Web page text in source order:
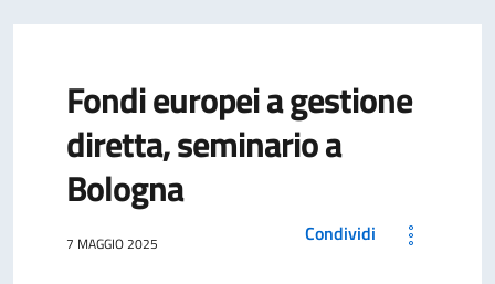
Fondi europei a gestione
diretta, seminario a
Bologna
7 MAGGIO 2025 Condividi